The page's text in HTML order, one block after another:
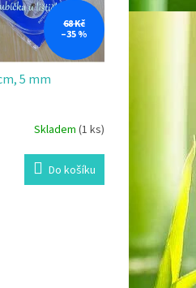
68 Kč
–35 %
5 mm
Skladem (1 ks)
Do košíku